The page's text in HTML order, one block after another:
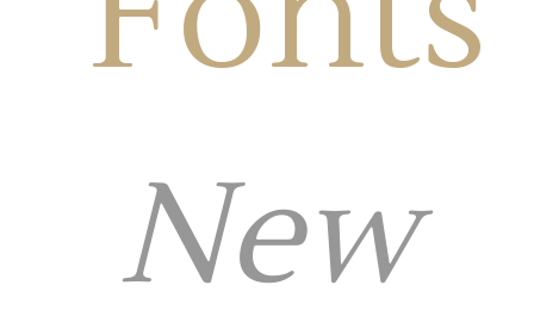
New